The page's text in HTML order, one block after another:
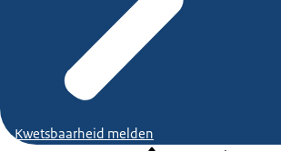
Kwetsbaarheid melden